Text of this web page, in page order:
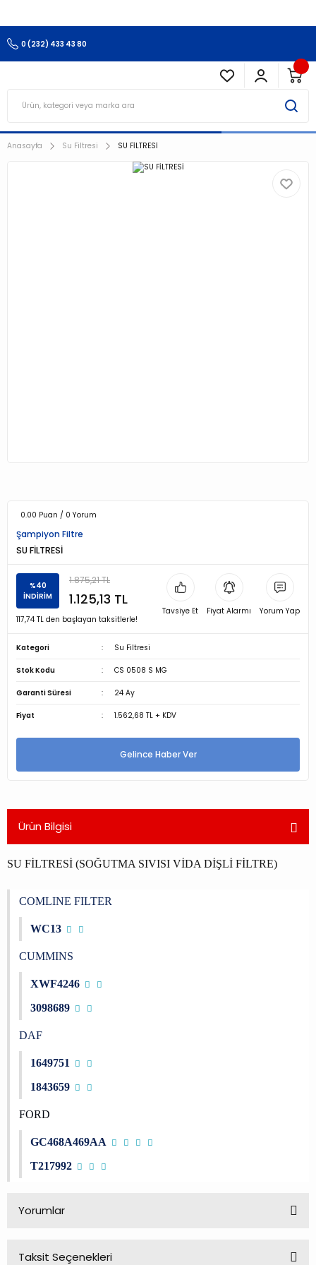
0 (232) 433 43 80
Anasayfa Su Filtresi SU FİLTRESİ
0.00 Puan / 0 Yorum
Şampiyon Filtre
SU FİLTRESİ
%40
İNDİRİM
1.875,21 TL
1.125,13 TL
117,74 TL den başlayan taksitlerle!
Tavsiye Et Fiyat Alarmı Yorum Yap
Kategori Su Filtresi
Stok Kodu CS 0508 S MG
Garanti Süresi 24 Ay
Fiyat 1.562,68 TL + KDV
Gelince Haber Ver
Ürün Bilgisi
SU FİLTRESİ (SOĞUTMA SIVISI VİDA DİŞLİ FİLTRE)
COMLINE FILTER
WC13
CUMMINS
XWF4246
3098689
DAF
1649751
1843659
FORD
GC468A469AA
T217992
Yorumlar
Taksit Seçenekleri